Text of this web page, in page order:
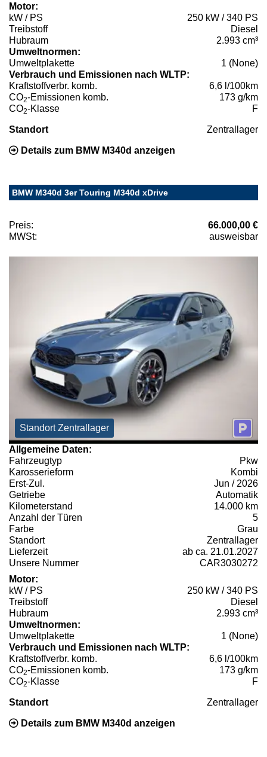
Motor:
kW / PS
250 kW / 340 PS
Treibstoff
Diesel
Hubraum
2.993 cm³
Umweltnormen:
Umweltplakette
1 (None)
Verbrauch und Emissionen nach WLTP:
Kraftstoffverbr. komb.
6,6 l/100km
CO2-Emissionen komb.
173 g/km
CO2-Klasse F
Standort Zentrallager
Details zum BMW M340d anzeigen
BMW M340d 3er Touring M340d xDrive
Preis:
66.000,00 €
MWSt:
ausweisbar
Standort Zentrallager
Allgemeine Daten:
Fahrzeugtyp
Pkw
Karosserieform
Kombi
Erst-Zul.
Jun / 2026
Getriebe
Automatik
Kilometerstand
14.000 km
Anzahl der Türen
5
Farbe
Grau
Standort
Zentrallager
Lieferzeit
ab ca. 21.01.2027
Unsere Nummer
CAR3030272
Motor:
kW / PS
250 kW / 340 PS
Treibstoff
Diesel
Hubraum
2.993 cm³
Umweltnormen:
Umweltplakette
1 (None)
Verbrauch und Emissionen nach WLTP:
Kraftstoffverbr. komb.
6,6 l/100km
CO2-Emissionen komb.
173 g/km
CO2-Klasse F
Standort Zentrallager
Details zum BMW M340d anzeigen